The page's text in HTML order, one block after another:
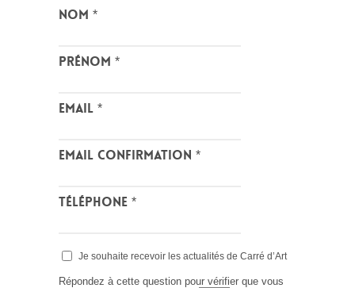
Nom *
Prénom *
Email *
Email confirmation *
Téléphone *
Je souhaite recevoir les actualités de Carré d’Art
Répondez à cette question pour vérifier que vous